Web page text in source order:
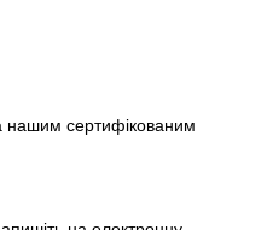
нашим сертифікованим